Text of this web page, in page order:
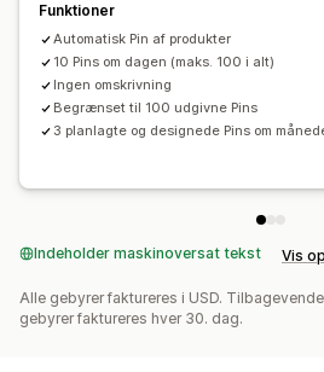
Funktioner
Automatisk Pin af produkter
10 Pins om dagen (maks. 100 i alt)
Ingen omskrivning
Begrænset til 100 udgivne Pins
3 planlagte og designede Pins om
Indeholder maskinoversat tekst Vis
Alle gebyrer faktureres i USD.
gebyrer faktureres hver 30. dag.